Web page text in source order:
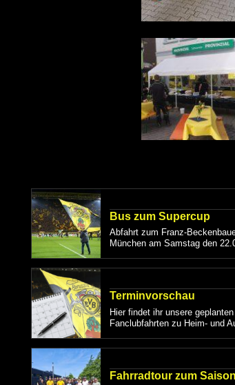
Bus zum Supercup
Abfahrt zum Franz-
München am Samstag den
Terminvorschau
Hier findet ihr unsere
Fanclubfahrten zu Heim- und
Fahrradtour zum